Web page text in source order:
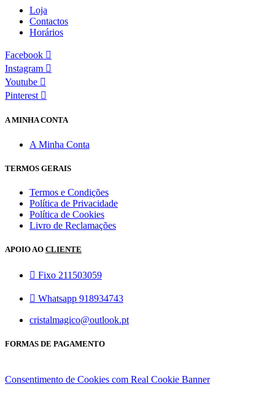
Loja
Contactos
Horários
Facebook
Instagram
Youtube
Pinterest
A MINHA CONTA
A Minha Conta
TERMOS GERAIS
Termos e Condições
Política de Privacidade
Política de Cookies
Livro de Reclamações
APOIO AO CLIENTE
Fixo 211503059
Whatsapp 918934743
cristalmagico@outlook.pt
FORMAS DE PAGAMENTO
Consentimento de Cookies com Real Cookie Banner